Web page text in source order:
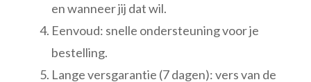
en wanneer jij dat wil.
Eenvoud: snelle ondersteuning voor je
bestelling.
Lange versgarantie (7 dagen): vers van de